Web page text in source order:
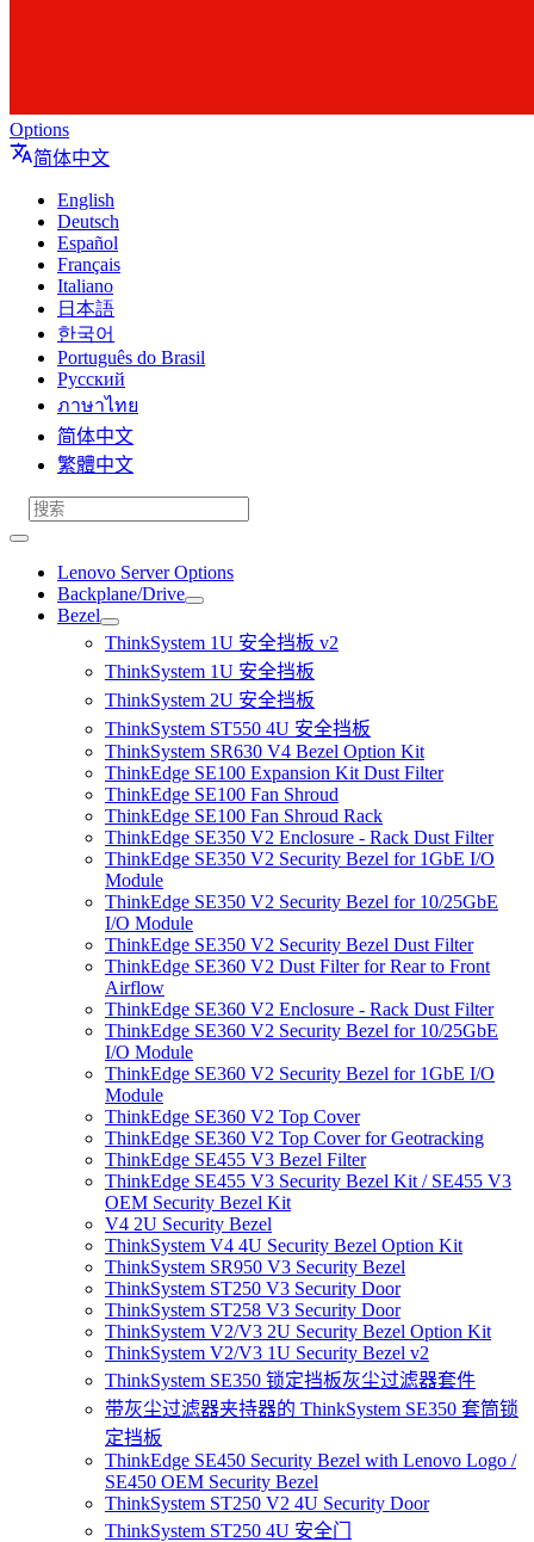
Options
简体中文
English
Deutsch
Español
Français
Italiano
日本語
한국어
Português do Brasil
Русский
ภาษาไทย
简体中文
繁體中文
Lenovo Server Options
Backplane/Drive
Bezel
ThinkSystem 1U 安全挡板 v2
ThinkSystem 1U 安全挡板
ThinkSystem 2U 安全挡板
ThinkSystem ST550 4U 安全挡板
ThinkSystem SR630 V4 Bezel Option Kit
ThinkEdge SE100 Expansion Kit Dust Filter
ThinkEdge SE100 Fan Shroud
ThinkEdge SE100 Fan Shroud Rack
ThinkEdge SE350 V2 Enclosure - Rack Dust Filter
ThinkEdge SE350 V2 Security Bezel for 1GbE I/O
Module
ThinkEdge SE350 V2 Security Bezel for 10/25GbE
I/O Module
ThinkEdge SE350 V2 Security Bezel Dust Filter
ThinkEdge SE360 V2 Dust Filter for Rear to Front
Airflow
ThinkEdge SE360 V2 Enclosure - Rack Dust Filter
ThinkEdge SE360 V2 Security Bezel for 10/25GbE
I/O Module
ThinkEdge SE360 V2 Security Bezel for 1GbE I/O
Module
ThinkEdge SE360 V2 Top Cover
ThinkEdge SE360 V2 Top Cover for Geotracking
ThinkEdge SE455 V3 Bezel Filter
ThinkEdge SE455 V3 Security Bezel Kit / SE455 V3
OEM Security Bezel Kit
V4 2U Security Bezel
ThinkSystem V4 4U Security Bezel Option Kit
ThinkSystem SR950 V3 Security Bezel
ThinkSystem ST250 V3 Security Door
ThinkSystem ST258 V3 Security Door
ThinkSystem V2/V3 2U Security Bezel Option Kit
ThinkSystem V2/V3 1U Security Bezel v2
ThinkSystem SE350 锁定挡板灰尘过滤器套件
带灰尘过滤器夹持器的 ThinkSystem SE350 套筒锁
定挡板
ThinkEdge SE450 Security Bezel with Lenovo Logo /
SE450 OEM Security Bezel
ThinkSystem ST250 V2 4U Security Door
ThinkSystem ST250 4U 安全门